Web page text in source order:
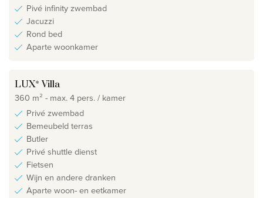
Pivé infinity zwembad
Jacuzzi
Rond bed
Aparte woonkamer
LUX* Villa
360 m² - max. 4 pers. / kamer
Privé zwembad
Bemeubeld terras
Butler
Privé shuttle dienst
Fietsen
Wijn en andere dranken
Aparte woon- en eetkamer